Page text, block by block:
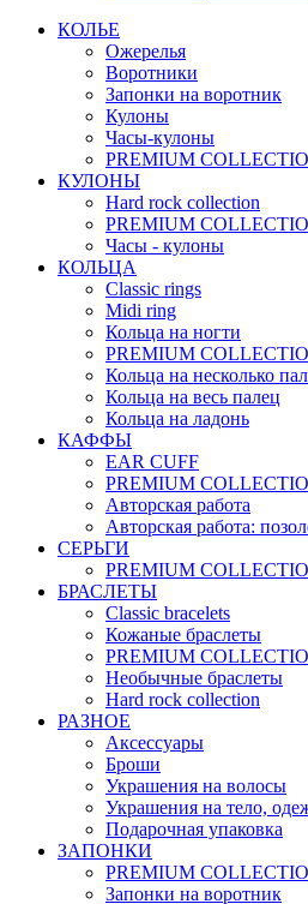
КОЛЬЕ
Ожерелья
Воротники
Запонки на воротник
Кулоны
Часы-кулоны
PREMIUM
КУЛОНЫ
Hard rock collection
PREMIUM
Часы - кулоны
КОЛЬЦА
Classic rings
Midi ring
Кольца на ногти
PREMIUM
Кольца на несколько
Кольца на весь палец
Кольца на ладонь
КАФФЫ
EAR CUFF
PREMIUM
Авторская работа
Авторская работа:
СЕРЬГИ
PREMIUM
БРАСЛЕТЫ
Classic bracelets
Кожаные браслеты
PREMIUM
Необычные браслеты
Hard rock collection
РАЗНОЕ
Аксессуары
Броши
Украшения на волосы
Украшения на тело,
Подарочная упаковка
ЗАПОНКИ
PREMIUM
Запонки на воротник